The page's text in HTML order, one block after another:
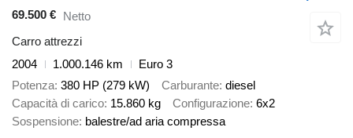
69.500 € Netto
Carro attrezzi
2004
1.000.146 km
Euro 3
Potenza 380 HP (279 kW) Carburante diesel
Capacità di carico 15.860 kg Configurazione 6x2
Sospensione balestre/ad aria compressa